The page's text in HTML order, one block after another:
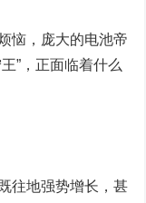
，庞大的电池帝
”，正面临着什么
地强势增长，甚